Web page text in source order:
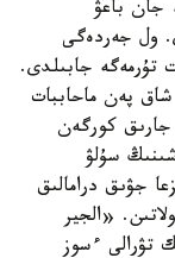
جان باعۋ
ول جەردەگى
تۇرمەگە جابىلدى.
پەن ماحاببات
باستادى. 1585 -جىلى جارىق كورگەن
سۇلۋ
جۋىق درامالىق
«الجير
تۋرالى ءسوز